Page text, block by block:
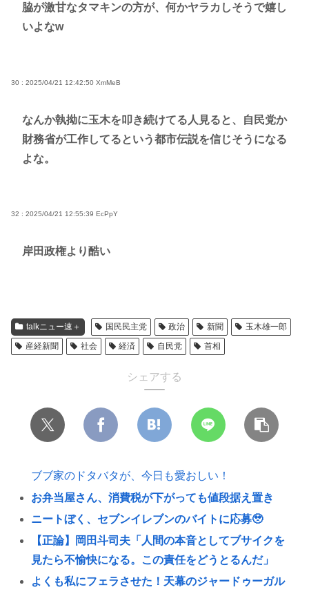
脇が激甘なタマキンの方が、何かヤラカしそうで嬉し
いよなw
30 : 2025/04/21 12:42:50 XmMeB
なんか執拗に玉木を叩き続けてる人見ると、自民党か
財務省が工作してるという都市伝説を信じそうになる
よな。
32 : 2025/04/21 12:55:39 EcPpY
岸田政権より酷い
talkニュー速＋ 国民民主党 政治 新聞
玉木雄一郎
産経新聞
社会 経済 自民党 首相
シェアする
ブブ家のドタバタが、今日も愛おしい！
お弁当屋さん、消費税が下がっても値段据え置き
ニートぼく、セブンイレブンのバイトに応募🥹
【正論】岡田斗司夫「人間の本音としてブサイクを
見たら不愉快になる。この責任をどうとるんだ」
よくも私にフェラさせた！天幕のジャードゥーガル